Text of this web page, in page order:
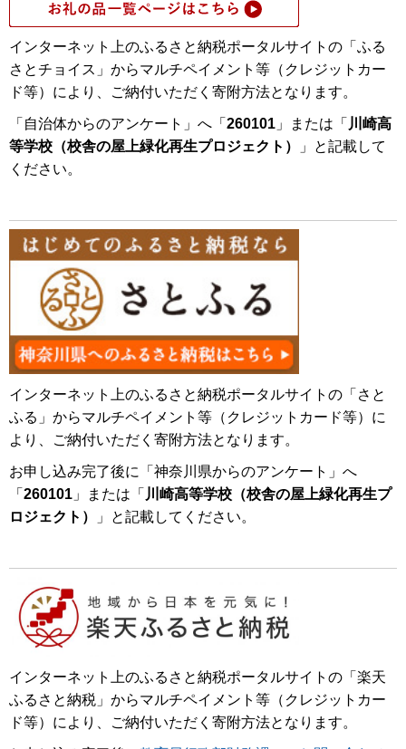
インターネット上のふるさと納税ポータルサイトの「ふる
さとチョイス」からマルチペイメント等（クレジットカー
ド等）により、ご納付いただく寄附方法となります。
「自治体からのアンケート」へ「 260101 」または「 川崎高
等学校（校舎の屋上緑化再生プロジェクト）
」と記載して
ください。
インターネット上のふるさと納税ポータルサイトの「さと
ふる」からマルチペイメント等（クレジットカード等）に
より、ご納付いただく寄附方法となります。
お申し込み完了後に「神奈川県からのアンケート」へ
「 260101 」または「 川崎高等学校（校舎の屋上緑化再生プ
ロジェクト）
」と記載してください。
インターネット上のふるさと納税ポータルサイトの「楽天
ふるさと納税」からマルチペイメント等（クレジットカー
ド等）により、ご納付いただく寄附方法となります。